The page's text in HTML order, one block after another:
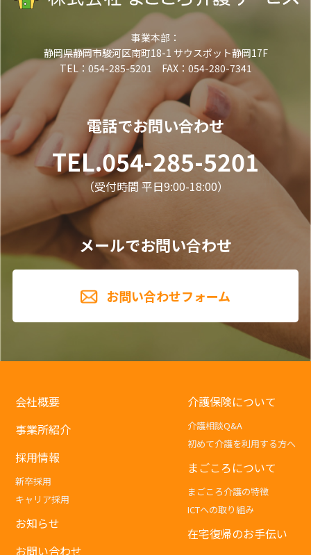
事業本部：
静岡県静岡市駿河区南町18-1 サウスポット静岡17F
TEL：054-285-5201 FAX：054-280-7341
電話でお問い合わせ
TEL.054-285-5201
（受付時間 平日9:00-18:00）
メールでお問い合わせ
お問い合わせフォーム
会社概要
事業所紹介
採用情報
新卒採用
キャリア採用
お知らせ
お問い合わせ
介護保険について
介護相談Q&A
初めて介護を利用する方へ
まごころについて
まごころ介護の特徴
ICTへの取り組み
在宅復帰のお手伝い